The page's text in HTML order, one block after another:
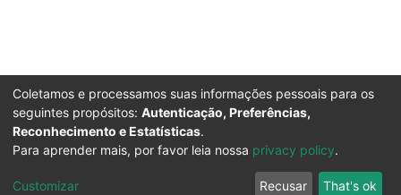
Coletamos e processamos suas informações pessoais para os
seguintes propósitos: Autenticação, Preferências,
Reconhecimento e Estatísticas.
Para aprender mais, por favor leia nossa privacy policy.
Customizar Recusar That's ok